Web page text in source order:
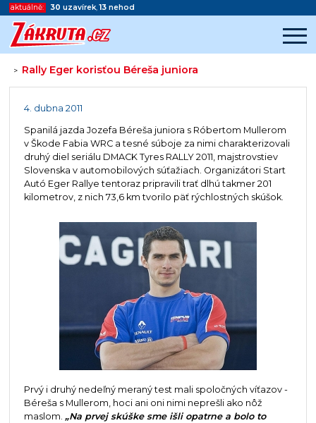
aktuálně: 30 uzavírek,13 nehod
> Rally Eger korisťou Béreša juniora
Začátek reklamy
4. dubna 2011
Spanilá jazda Jozefa Béreša juniora s Róbertom Mullerom
v Škode Fabia WRC a tesné súboje za nimi charakterizovali
druhý diel seriálu DMACK Tyres RALLY 2011, majstrovstiev
Slovenska v automobilových súťažiach. Organizátori Start
Autó Eger Rallye tentoraz pripravili trať dlhú takmer 201
kilometrov, z nich 73,6 km tvorilo päť rýchlostných skúšok.
Prvý i druhý nedeľný meraný test mali spoločných víťazov -
Béreša s Mullerom, hoci ani oni nimi neprešli ako nôž
maslom. „Na prvej skúške sme išli opatrne a bolo to